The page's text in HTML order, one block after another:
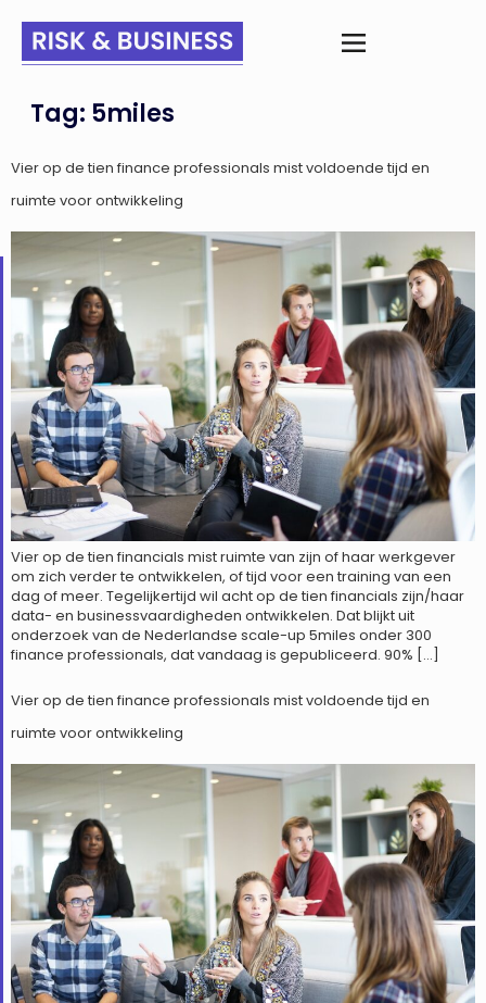
Tag: 5miles
Vier op de tien finance professionals mist voldoende tijd en
ruimte voor ontwikkeling
Vier op de tien financials mist ruimte van zijn of haar werkgever
om zich verder te ontwikkelen, of tijd voor een training van een
dag of meer. Tegelijkertijd wil acht op de tien financials zijn/haar
data- en businessvaardigheden ontwikkelen. Dat blijkt uit
onderzoek van de Nederlandse scale-up 5miles onder 300
finance professionals, dat vandaag is gepubliceerd. 90% […]
Vier op de tien finance professionals mist voldoende tijd en
ruimte voor ontwikkeling